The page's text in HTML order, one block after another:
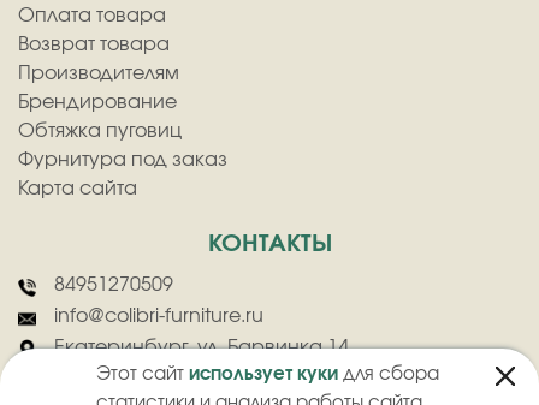
Этот сайт использует куки для сбора
Оплата товара
Возврат товара
Производителям
Брендирование
Обтяжка пуговиц
Фурнитура под заказ
Карта сайта
КОНТАКТЫ
84951270509
info@colibri-furniture.ru
Екатеринбург, ул. Барвинка 14